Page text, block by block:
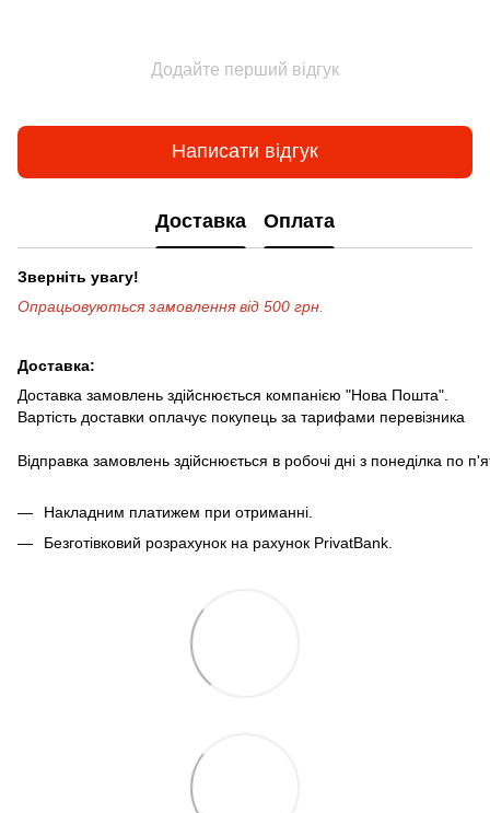
Додайте перший відгук
Написати відгук
Доставка Оплата
Зверніть увагу!
Опрацьовуються замовлення від 500 грн.
Доставка:
Доставка замовлень здійснюється компанією "Нова Пошта".
Вартість доставки оплачує покупець за тарифами перевізника
Відправка замовлень здійснюється в робочі дні з понеділка по
Накладним платижем при отриманні.
Безготівковий розрахунок на рахунок PrivatBank.